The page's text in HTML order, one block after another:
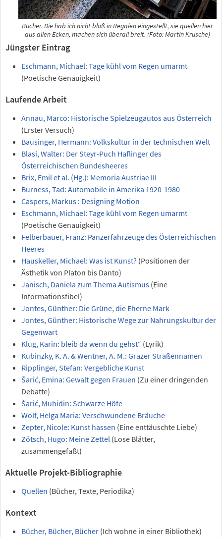
Bücher. Die hab ich nicht bloß in Regalen eingestellt, sie quellen hier
aus allen Ecken, machen sich überall breit. (Foto: Martin Krusche)
Jüngster Eintrag
Eschmann, Michael: Tage kühl vom Regen umarmt
(Poetische Genauigkeit)
Laufende Arbeit
Annau, Marco: Historische Spielzeugautos aus Österreich
(Erster Versuch)
Bausinger, Hermann: Volkskultur in der technischen Welt
Blasi, Walter: Der Steyr-Puch Haflinger des
Österreichischen Bundesheeres
Brix, Emil et al. (Hg.): Memoria Austriae III
Burness, Tad: Automobile in Amerika 1920-1980
Caspers, Markus : Designing Motion
Eschmann, Michael: Tage kühl vom Regen umarmt
(Poetische Genauigkeit)
Felberbauer, Franz: Panzerfahrzeuge des Österreichischen
Heeres
Hauskeller, Michael: Was ist Kunst? (Positionen der
Ästhetik von Platon bis Danto)
Janisch, Daniela zum Thema Autismus (Eine
Informationsfibel)
Jontes, Günther: Die Grüne, die Eherne Mark
Jontes, Günther: Historische Wege zur Nahrungskultur der
Gegenwart
Klug, Karin: bleib da wenn du gehst“ (Lyrik)
Kubinzky, K. A. & Wentner, A. M.: Grazer Straßennamen
Ripplinger, Stefan: Vergebliche Kunst
Šarić, Emina: Gewalt gegen Frauen (Zu einer dringenden
Debatte)
Šarić, Muhidin: Schwarze Höfe
Wolf, Helga Maria: Verschwundene Bräuche
Zepter, Nicole: Kunst hassen (Eine enttäuschte Liebe)
Zötsch, Hugo: Meine Zettel (Lose Blätter,
zusammengefaßt)
Aktuelle Projekt-Bibliographie
Quellen (Bücher, Texte, Periodika)
Kontext
Bücher, Bücher, Bücher (Ich wohne in einer Bibliothek)